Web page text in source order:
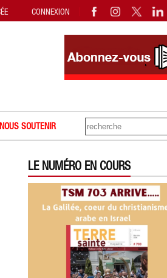
NOUS SOUTENIR
LE NUMÉRO EN COURS
CONNEXION